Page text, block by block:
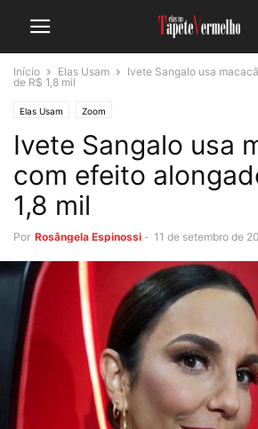
Início Elas Usam
Ivete Sangalo usa
de R$ 1,8 mil
Elas Usam Zoom
Ivete Sangalo usa
com efeito
1,8 mil
Por Rosângela Espinossi - 11 de setembro de